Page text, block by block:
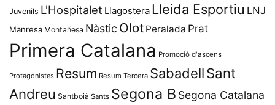
Juvenils L'Hospitalet Llagostera Lleida Esportiu LNJ
Manresa Montañesa Nàstic Olot Peralada Prat
Primera Catalana Promoció d'ascens
Protagonistes Resum Resum Tercera SabadellSant
Andreu Santboià Sants Segona B Segona Catalana